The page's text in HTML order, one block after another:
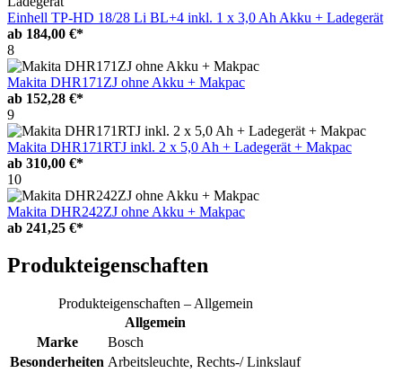
Einhell TP-HD 18/28 Li BL+4 inkl. 1 x 3,0 Ah Akku + Ladegerät
ab 184,00 €*
8
Makita DHR171ZJ ohne Akku + Makpac
ab 152,28 €*
9
Makita DHR171RTJ inkl. 2 x 5,0 Ah + Ladegerät + Makpac
ab 310,00 €*
10
Makita DHR242ZJ ohne Akku + Makpac
ab 241,25 €*
Produkteigenschaften
Produkteigenschaften – Allgemein
Allgemein
Marke
Bosch
Besonderheiten Arbeitsleuchte, Rechts-/ Linkslauf